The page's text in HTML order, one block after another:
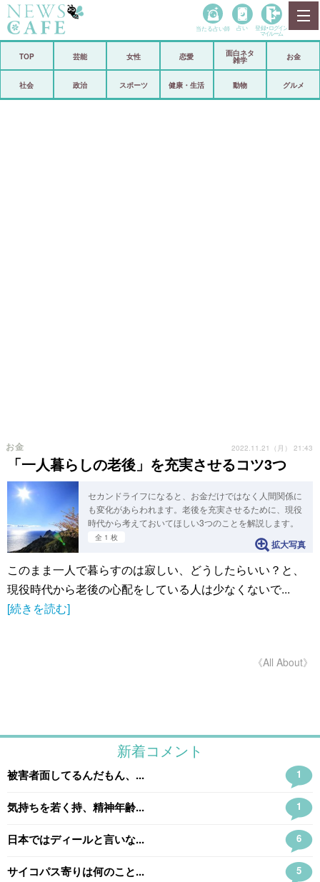
政治
当たる占い師 占い 登録• ログイン
マイルーム
TOP 芸能 女性 恋愛
面白ネタ
雑学
お金
社会 政治 スポーツ 健康・生活 動物 グルメ
「一人暮らしの老後」を充実させるコツ3つ
お金 2022.11.21（月） 21:43
セカンドライフになると、お金だけではなく人間関係に
も変化があらわれます。老後を充実させるために、現役
時代から考えておいてほしい3つのことを解説します。
全 1 枚
拡大写真
このまま一人で暮らすのは寂しい、どうしたらいい？と、
現役時代から老後の心配をしている人は少なくないで...
[続きを読む]
《All About》